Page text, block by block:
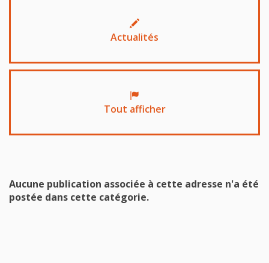
Actualités
Tout afficher
Aucune publication associée à cette adresse n'a été
postée dans cette catégorie.